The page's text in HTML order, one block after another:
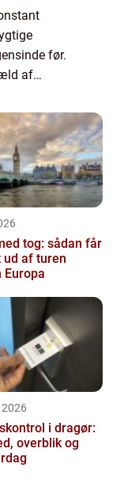
før.
af
tog: sådan får
ud af turen
Europa
i dragør:
overblik og